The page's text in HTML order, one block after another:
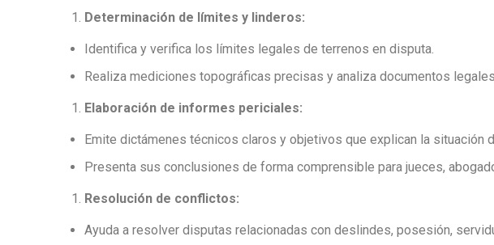
Determinación de límites y linderos:
Identifica y verifica los límites legales de terrenos en disputa.
Realiza mediciones topográficas precisas y analiza documentos
Elaboración de informes periciales:
Emite dictámenes técnicos claros y objetivos que explican la situación
Presenta sus conclusiones de forma comprensible para jueces,
Resolución de conflictos:
Ayuda a resolver disputas relacionadas con deslindes, posesión,